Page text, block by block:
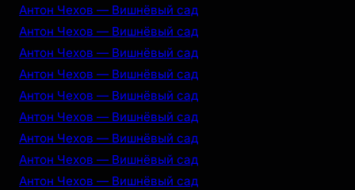
Антон Чехов — Вишнёвый сад
Антон Чехов — Вишнёвый сад
Антон Чехов — Вишнёвый сад
Антон Чехов — Вишнёвый сад
Антон Чехов — Вишнёвый сад
Антон Чехов — Вишнёвый сад
Антон Чехов — Вишнёвый сад
Антон Чехов — Вишнёвый сад
Антон Чехов — Вишнёвый сад